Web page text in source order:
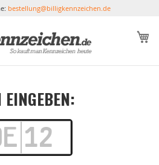
bestellung@billigkennzeichen.de